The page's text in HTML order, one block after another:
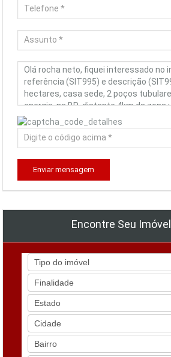
Enviar mensagem
Encontre Seu Imóvel